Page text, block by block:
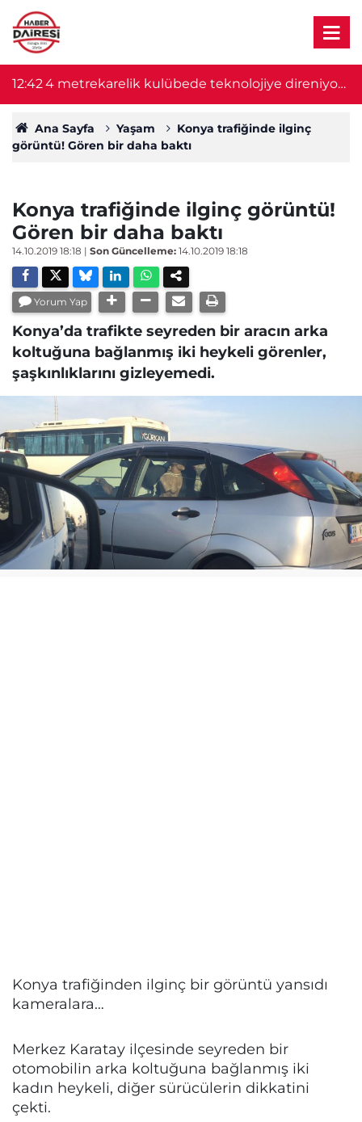
12:424 metrekarelik kulübede teknolojiye direniyor!
22 yıldır vatandaşların sesi oluyor
Ana Sayfa Yaşam
Konya trafiğinde ilginç
görüntü! Gören bir daha baktı
Konya trafiğinde ilginç görüntü!
Gören bir daha baktı
14.10.2019 18:18 | Son Güncelleme: 14.10.2019 18:18
Yorum Yap
Konya’da trafikte seyreden bir aracın arka
koltuğuna bağlanmış iki heykeli görenler,
şaşkınlıklarını gizleyemedi.
Konya trafiğinden ilginç bir görüntü yansıdı
kameralara…
Merkez Karatay ilçesinde seyreden bir
otomobilin arka koltuğuna bağlanmış iki
kadın heykeli, diğer sürücülerin dikkatini
çekti.